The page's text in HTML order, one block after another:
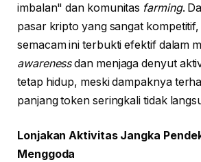
imbalan" dan komunitas farming.
pasar kripto yang sangat
semacam ini terbukti efektif dalam
awarenessdan menjaga denyut
tetap hidup, meski dampaknya
panjang token seringkali tidak
Lonjakan Aktivitas Jangka
Menggoda